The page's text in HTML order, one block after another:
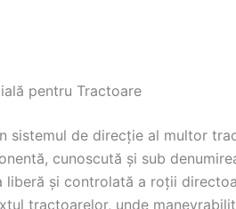
pentru Tractoare
sistemul de direcție al multor
cunoscută și sub
liberă și controlată a roții
tractoarelor, unde